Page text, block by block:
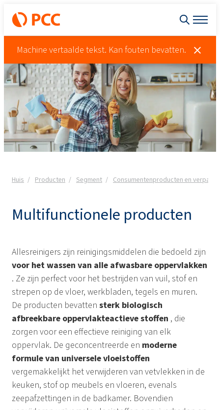
Machine vertaalde tekst. Kan fouten bevatten.
Huis Producten Segment Consumentenproducten en
Multifunctionele producten
Allesreinigers zijn reinigingsmiddelen die bedoeld zijn
voor het wassen van alle afwasbare oppervlakken
. Ze zijn perfect voor het bestrijden van vuil, stof en
strepen op de vloer, werkbladen, tegels en muren.
De producten bevatten sterk biologisch
afbreekbare oppervlakteactieve stoffen , die
zorgen voor een effectieve reiniging van elk
oppervlak. De geconcentreerde en moderne
formule van universele vloeistoffen
vergemakkelijkt het verwijderen van vetvlekken in de
keuken, stof op meubels en vloeren, evenals
zeepafzettingen in de badkamer. Bovendien